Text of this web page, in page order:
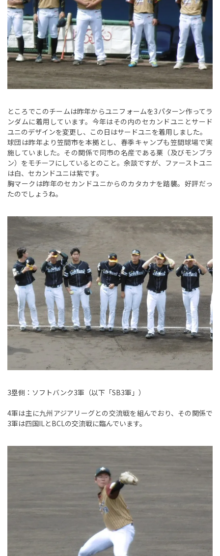
ところでこのチームは昨年からユニフォームを3パターン作ってラ
ンダムに着用しています。今年はその内のセカンドユニとサード
ユニのデザインを変更し、この日はサードユニを着用しました。
球団は昨年より笠間市を本拠とし、春季キャンプも笠間球場で実
施していました。その関係で同市の名産である栗（及びモンブラ
ン）をモチーフにしているとのこと。余談ですが、ファーストユニ
は白、セカンドユニは紫です。
胸マークは昨年のセカンドユニからのカタカナを踏襲。好評だっ
たのでしょうね。
3塁側：ソフトバンク3軍（以下「SB3軍」）
4軍は主に九州アジアリーグとの交流戦を組んでおり、その関係で
3軍は四国ILとBCLの交流戦に臨んでいます。